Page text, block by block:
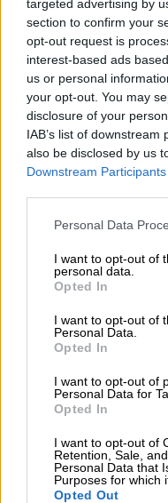
targeted advertising by
section to confirm your
opt-out request is
interest-based ads
us or personal
your opt-out. You may
disclosure of your
IAB’s list of
also be disclosed by us
Downstream Participants
Personal Data
I want to opt-out of
personal data.
Opted In
I want to opt-out of
Personal Data.
Opted In
I want to opt-out of
Personal Data for
Opted In
I want to opt-out of
Retention, Sale,
Personal Data that
Purposes for which
Opted Out
Podmiot
odpowiedzialny
Pomoc
techniczna
Zapytanie o